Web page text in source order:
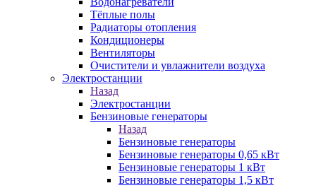
Тёплые полы
Радиаторы отопления
Кондиционеры
Вентиляторы
Очистители и увлажнители воздуха
Электростанции
Назад
Электростанции
Бензиновые генераторы
Назад
Бензиновые генераторы
Бензиновые генераторы 0,65 кВт
Бензиновые генераторы 1 кВт
Бензиновые генераторы 1,5 кВт